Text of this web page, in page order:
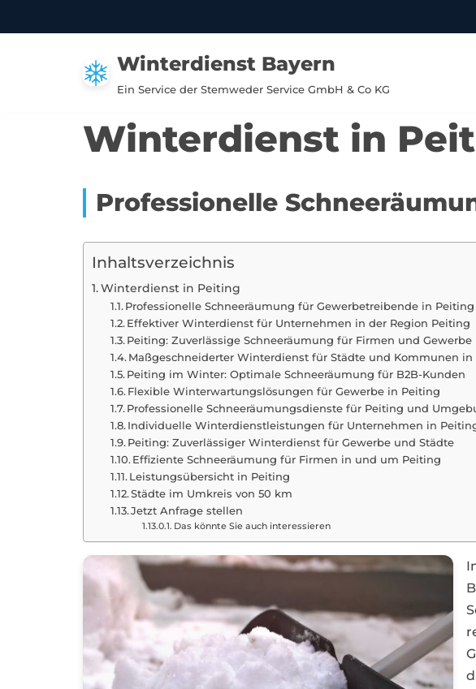
Winterdienst Bayern
Ein Service der Stemweder Service GmbH & Co KG
Winterdienst in
Professionelle
Inhaltsverzeichnis
Winterdienst in Peiting
Professionelle Schneeräumung für Gewerbetreibende in Peiting
Effektiver Winterdienst für Unternehmen in der Region Peiting
Peiting: Zuverlässige Schneeräumung für Firmen und Gewerbe
Maßgeschneiderter Winterdienst für Städte und Kommunen in
Peiting im Winter: Optimale Schneeräumung für B2B-Kunden
Flexible Winterwartungslösungen für Gewerbe in Peiting
Professionelle Schneeräumungsdienste für Peiting und
Individuelle Winterdienstleistungen für Unternehmen in
Peiting: Zuverlässiger Winterdienst für Gewerbe und Städte
Effiziente Schneeräumung für Firmen in und um Peiting
Leistungsübersicht in Peiting
Städte im Umkreis von 50 km
Jetzt Anfrage stellen
Das könnte Sie auch interessieren